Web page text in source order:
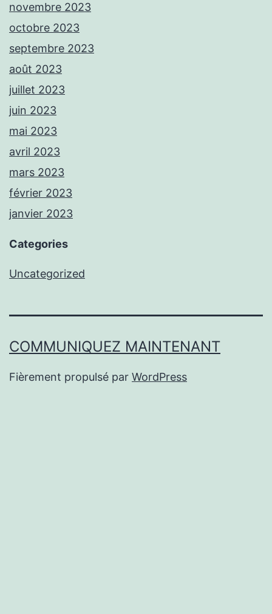
novembre 2023
octobre 2023
septembre 2023
août 2023
juillet 2023
juin 2023
mai 2023
avril 2023
mars 2023
février 2023
janvier 2023
Categories
Uncategorized
COMMUNIQUEZ MAINTENANT
Fièrement propulsé par WordPress